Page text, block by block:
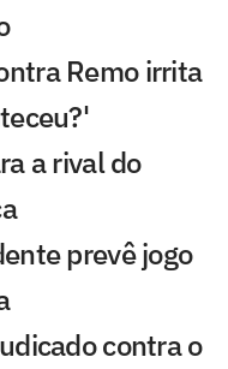
Remo irrita
a rival do
prevê jogo
contra o